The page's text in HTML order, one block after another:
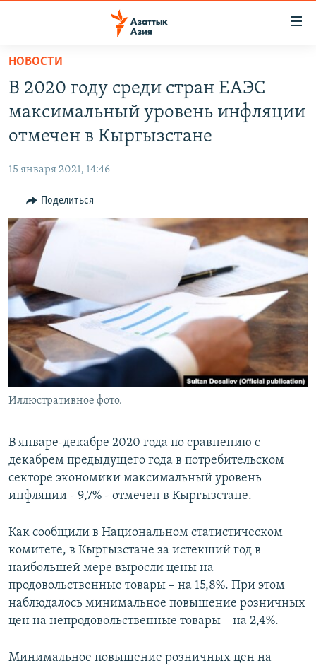
Вернуться
основному
содержанию
главной
навигации
Вернутся
поиску
ТАДЖИКИСТАН
ВОЙНА В УКРАИНЕ
ҚАЗАҚША
КЫРГЫЗЧА
ЎЗБЕКЧА
ТОҶИКӢ
TÜRKMENÇE
Все сайты РСЕ/РС
НОВОСТИ
В 2020 году среди стран ЕАЭС
максимальный уровень инфляции
отмечен в Кыргызстане
15 января 2021, 14:46
Поделиться
Иллюстративное фото.
В январе-декабре 2020 года по сравнению с
декабрем предыдущего года в потребительском
секторе экономики максимальный уровень
инфляции - 9,7% - отмечен в Кыргызстане.
Как сообщили в Национальном статистическом
комитете, в Кыргызстане за истекший год в
наибольшей мере выросли цены на
продовольственные товары – на 15,8%. При этом
наблюдалось минимальное повышение розничных
цен на непродовольственные товары – на 2,4%.
Минимальное повышение розничных цен на